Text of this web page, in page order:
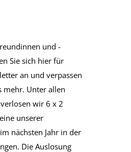
und -
Sie sich hier für
an und verpassen
mehr. Unter allen
wir 6 x 2
unserer
nächsten Jahr in der
Die Auslosung